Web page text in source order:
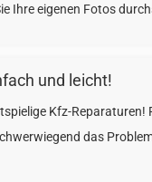
Ihre eigenen Fotos
und leicht!
Kfz-Reparaturen!
das